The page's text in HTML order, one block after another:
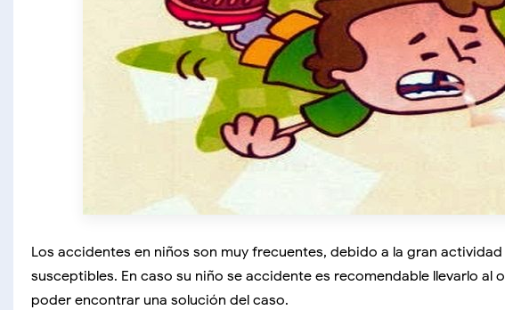
Los accidentes en niños son muy frecuentes, debido a la gran
susceptibles. En caso su niño se accidente es recomendable llevarlo
poder encontrar una solución del caso.